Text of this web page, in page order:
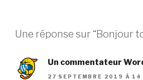
Une réponse sur “Bonjour
Un commentateur
27 SEPTEMBRE 2019 À 14